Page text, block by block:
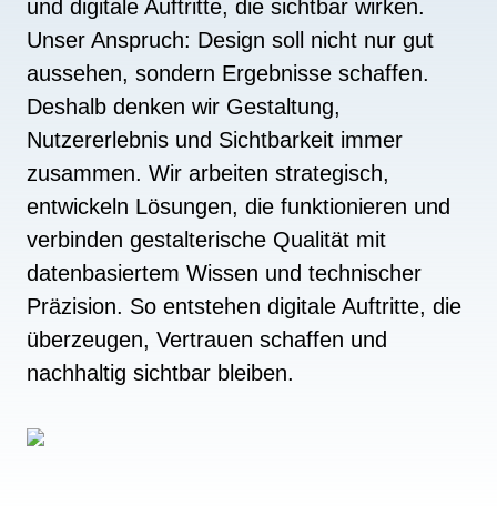
und digitale Auftritte, die sichtbar wirken.
Unser Anspruch: Design soll nicht nur gut
aussehen, sondern Ergebnisse schaffen.
Deshalb denken wir Gestaltung,
Nutzererlebnis und Sichtbarkeit immer
zusammen. Wir arbeiten strategisch,
entwickeln Lösungen, die funktionieren und
verbinden gestalterische Qualität mit
datenbasiertem Wissen und technischer
Präzision. So entstehen digitale Auftritte, die
überzeugen, Vertrauen schaffen und
nachhaltig sichtbar bleiben.